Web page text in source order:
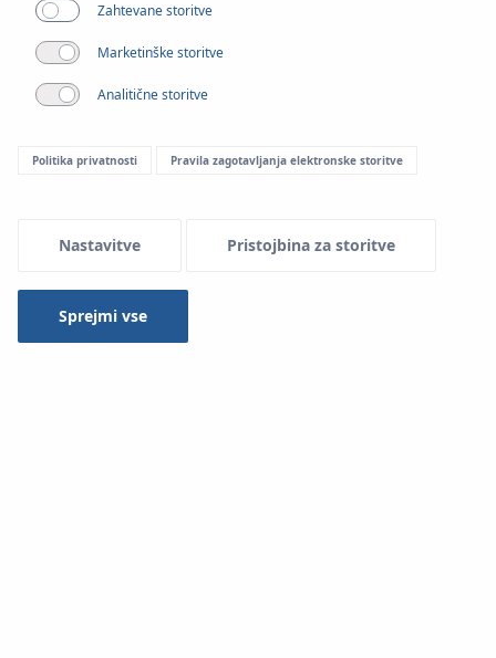
Zahtevane storitve
Marketinške storitve
Analitične storitve
Politika privatnosti Pravila zagotavljanja elektronske storitve
Nastavitve Pristojbina za storitve
Sprejmi vse